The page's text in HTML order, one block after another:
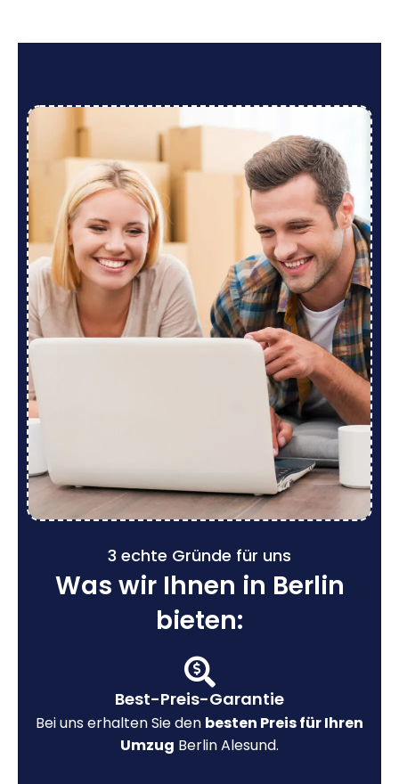
3 echte Gründe für uns
Was wir Ihnen in Berlin
bieten:
Best-Preis-Garantie
Bei uns erhalten Sie den besten Preis für Ihren
Umzug Berlin Alesund.